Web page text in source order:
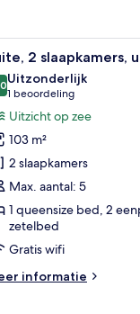
een eettafel met
11 2 slaapkamers,
van 10
Uitzonderlijk
1 beoordeling
(1
beoordeling)
Uitzicht op zee
103 m²
2 slaapkamers
Max. aantal: 5
1 queensize bed, 2
zetelbed
Gratis wifi
informatie